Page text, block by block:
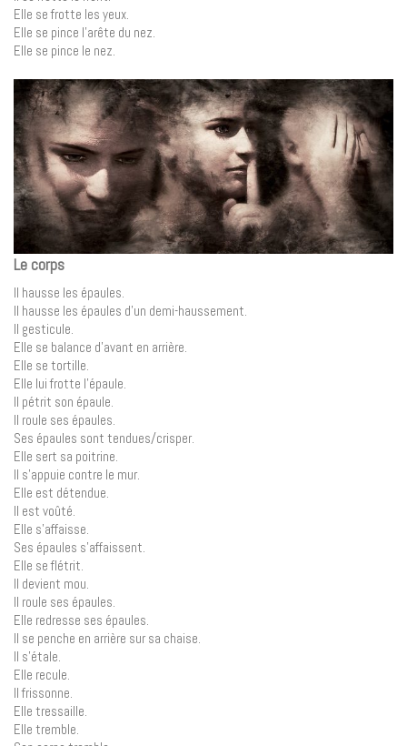
Elle se frotte les yeux.
Elle se pince l’arête du nez.
Elle se pince le nez.
Le corps
Il hausse les épaules.
Il hausse les épaules d’un demi-haussement.
Il gesticule.
Elle se balance d’avant en arrière.
Elle se tortille.
Elle lui frotte l’épaule.
Il pétrit son épaule.
Il roule ses épaules.
Ses épaules sont tendues/crisper.
Elle sert sa poitrine.
Il s’appuie contre le mur.
Elle est détendue.
Il est voûté.
Elle s’affaisse.
Ses épaules s’affaissent.
Elle se flétrit.
Il devient mou.
Il roule ses épaules.
Elle redresse ses épaules.
Il se penche en arrière sur sa chaise.
Il s’étale.
Elle recule.
Il frissonne.
Elle tressaille.
Elle tremble.